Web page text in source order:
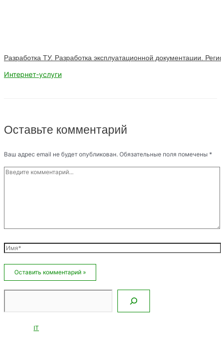
Разработка ТУ. Разработка эксплуатационной документации.
Интернет-услуги
Оставьте комментарий
Ваш адрес email не будет опубликован. Обязательные поля помечены *
Введите
комментарий...
Имя*
IT